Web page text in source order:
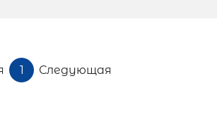
1 Следующая